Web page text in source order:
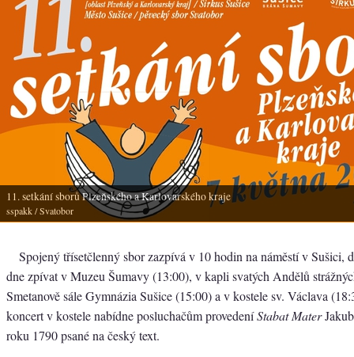
11. setkání sborů Plzeňského a Karlovarského kraje
sspakk/ Svatobor
Spojený třísetčlenný sbor zazpívá v 10 hodin na náměstí v Sušici,
dne zpívat v Muzeu Šumavy (13:00), v kapli svatých Andělů
Smetanově sále Gymnázia Sušice (15:00) a v kostele sv. Václava
koncert v kostele nabídne posluchačům provedeníStabat Mater
roku 1790 psané na český text.